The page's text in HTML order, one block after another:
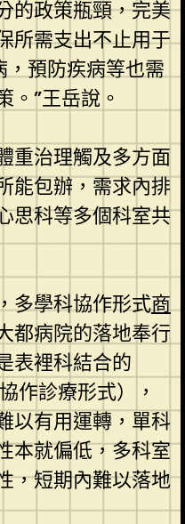
的政策瓶頸，完美
所需支出不止用于
，預防疾病等也需
。”王岳說。
重治理觸及多方面
能包辦，需求內排
思科等多個科室共
多學科協作形式商
都病院的落地奉行
表裡科結合的
作診療形式），
以有用運轉，單科
本就偏低，多科室
，短期內難以落地